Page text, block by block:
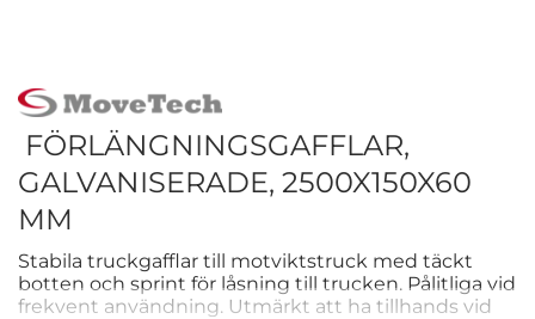
FÖRLÄNGNINGSGAFFLAR,
GALVANISERADE, 2500X150X60
MM
Stabila truckgafflar till motviktstruck med täckt
botten och sprint för låsning till trucken. Pålitliga vid
frekvent användning. Utmärkt att ha tillhands vid